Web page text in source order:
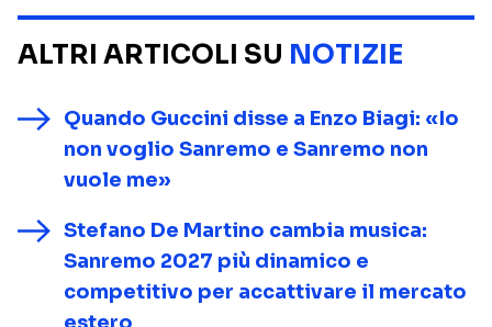
ALTRI ARTICOLI SU NOTIZIE
Quando Guccini disse a Enzo Biagi: «Io
non voglio Sanremo e Sanremo non
vuole me»
Stefano De Martino cambia musica:
Sanremo 2027 più dinamico e
competitivo per accattivare il mercato